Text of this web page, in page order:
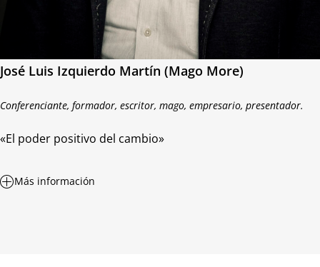
José Luis Izquierdo Martín (Mago More)
Conferenciante, formador, escritor, mago, empresario, presentador.
«El poder positivo del cambio»
Más información